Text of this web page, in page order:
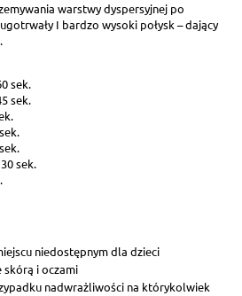
warstwy dyspersyjnej po
I bardzo wysoki połysk – dający
sek.
sek.
sek.
niedostępnym dla dzieci
skórą i oczami
nadwrażliwości na którykolwiek